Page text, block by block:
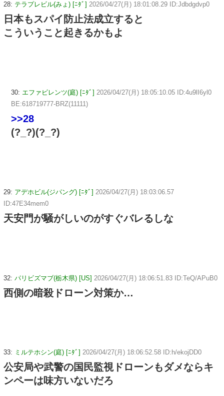
28: テラプレビル(みょ) [ﾆﾀﾞ] 2026/04/27(月) 18:01:08.29 ID:Jdbdgdvp0
日本もスパイ防止法成立すると
こういうこと起きるかもよ
30: エファビレンツ(庭) [ﾆﾀﾞ] 2026/04/27(月) 18:05:10.05 ID:4u9lI6yl0
BE:618719777-BRZ(11111)
>>28
(?_?)(?_?)
29: アデホビル(ジパング) [ﾆﾀﾞ] 2026/04/27(月) 18:03:06.57
ID:47E34mem0
天安門が騒がしいのがすぐバレるしな
32: パリビズマブ(栃木県) [US] 2026/04/27(月) 18:06:51.83 ID:TeQ/APuB0
西側の暗殺ドローン対策か…
33: ミルテホシン(庭) [ﾆﾀﾞ] 2026/04/27(月) 18:06:52.58 ID:h/ekojDD0
公安局や武警の国民監視ドローンもダメならキ
ンペーは味方いないだろ